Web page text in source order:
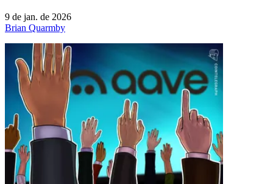
9 de jan. de 2026
Brian Quarmby